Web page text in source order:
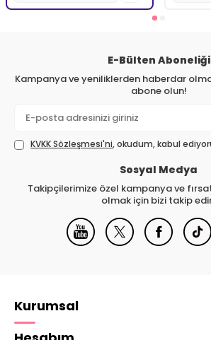
E-Bülten Aboneliği
Kampanya ve yeniliklerden haberdar
abone olun!
KVKK Sözleşmesi'ni, okudum, kabul
Sosyal Medya
Takipçilerimize özel kampanya ve
olmak için bizi takip
Kurumsal